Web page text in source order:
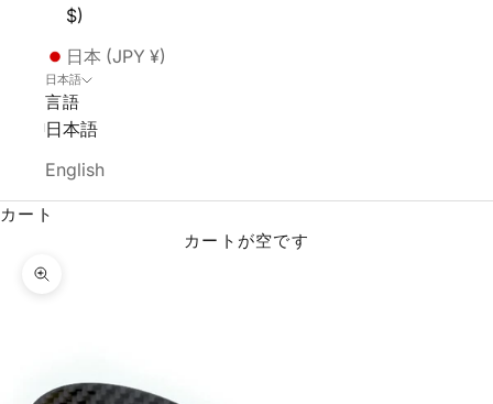
$)
日本 (JPY ¥)
日本語
言語
日本語
English
カート
カートが空です
ズームイン